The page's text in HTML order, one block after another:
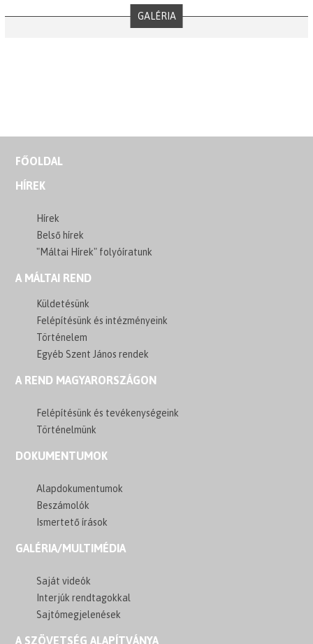
GALÉRIA
FŐOLDAL
HÍREK
Hírek
Belső hírek
"Máltai Hírek" folyóíratunk
A MÁLTAI REND
Küldetésünk
Felépítésünk és intézményeink
Történelem
Egyéb Szent János rendek
A REND MAGYARORSZÁGON
Felépítésünk és tevékenységeink
Történelmünk
DOKUMENTUMOK
Alapdokumentumok
Beszámolók
Ismertető írások
GALÉRIA/MULTIMÉDIA
Saját videók
Interjúk rendtagokkal
Sajtómegjelenések
A SZÖVETSÉG ALAPÍTVÁNYA